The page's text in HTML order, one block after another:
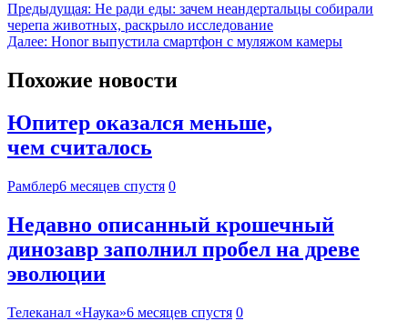
Предыдущая: Не ради еды: зачем неандертальцы собирали
черепа животных, раскрыло исследование
Далее: Honor выпустила смартфон с муляжом камеры
Похожие новости
Юпитер оказался меньше,
чем считалось
Рамблер6 месяцев спустя 0
Недавно описанный крошечный
динозавр заполнил пробел на древе
эволюции
Телеканал «Наука»6 месяцев спустя 0